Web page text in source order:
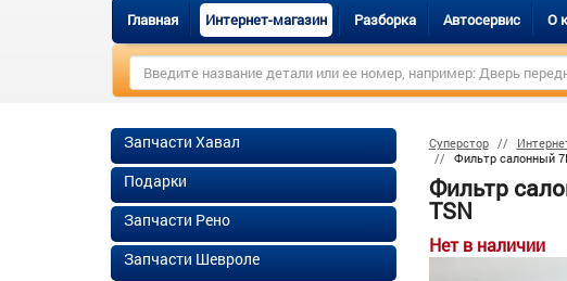
Главная Интернет-магазин Разборка Автосервис О
Суперстор
Фильтр салонный
Фильтр
TSN
Нет в наличии
Запчасти Хавал
Подарки
Запчасти Рено
Запчасти Шевроле